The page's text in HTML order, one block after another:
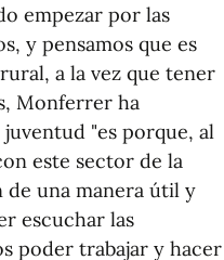
empezar por las
y pensamos que es
a la vez que tener
Monferrer ha
"es porque, al
este sector de la
de una manera útil y
escuchar las
poder trabajar y hacer